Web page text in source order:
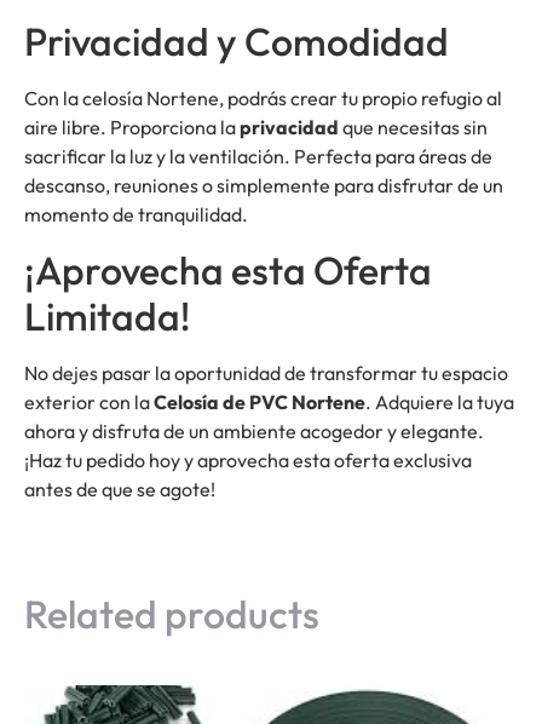
Privacidad y Comodidad
Con la celosía Nortene, podrás crear tu propio refugio al
aire libre. Proporciona laprivacidad que necesitas sin
sacrificar la luz y la ventilación. Perfecta para áreas de
descanso, reuniones o simplemente para disfrutar de un
momento de tranquilidad.
¡Aprovecha esta Oferta
Limitada!
No dejes pasar la oportunidad de transformar tu espacio
exterior con laCelosía de PVC Nortene. Adquiere la tuya
ahora y disfruta de un ambiente acogedor y elegante.
¡Haz tu pedido hoy y aprovecha esta oferta exclusiva
antes de que se agote!
Related products